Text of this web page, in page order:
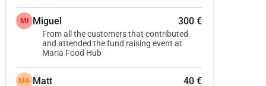
MI Miguel 300 €
From all the customers that contributed
and attended the fund raising event at
Maria Food Hub
MA Matt 40 €